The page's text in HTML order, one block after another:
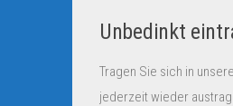
Unbedinkt
Tragen Sie sich in
jederzeit wieder